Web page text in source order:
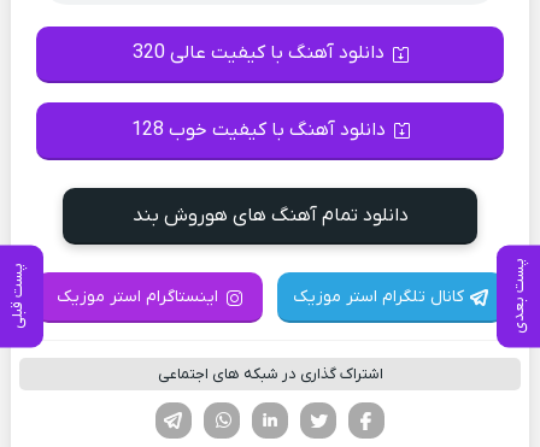
پست بعدی پست قبلی
دانلود آهنگ با کیفیت عالی 320
دانلود آهنگ با کیفیت خوب 128
دانلود تمام آهنگ های هوروش بند
کانال تلگرام استر موزیک اینستاگرام استر موزیک
اشتراک گذاری در شبکه های اجتماعی
لینکدین تویتر
فیسوک